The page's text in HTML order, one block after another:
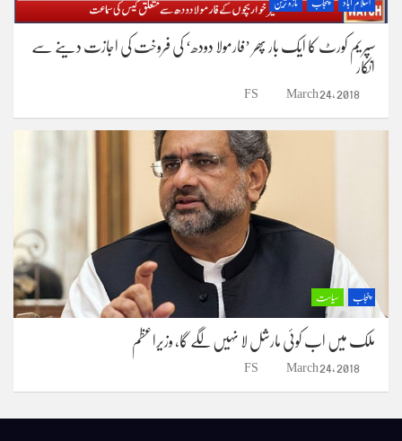
اسلام آباد پنجاب تازہ ترین
سپریم کورٹ کا ایک بار پھر ’فارمولا دودھ‘ کی فروخت کی اجازت دینے سے
انکار
March 24, 2018
FS
پنجاب سیاست
ملک میں اب کوئی مارشل لا نہیں لگے گا، وزیراعظم
March 24, 2018
FS